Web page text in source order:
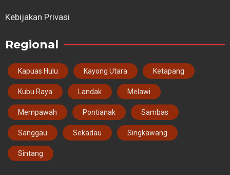
Kebijakan Privasi
Regional
Kapuas Hulu Kayong Utara Ketapang
Kubu Raya Landak Melawi
Mempawah Pontianak Sambas
Sanggau Sekadau Singkawang
Sintang